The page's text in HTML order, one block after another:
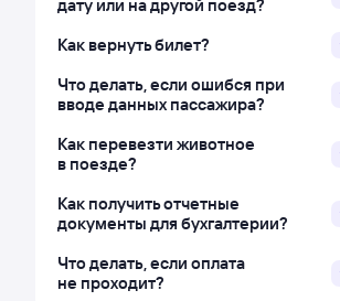
дату или на другой поезд?
Как вернуть билет?
Что делать, если ошибся при
вводе данных пассажира?
Как перевезти животное
в поезде?
Как получить отчетные
документы для бухгалтерии?
Что делать, если оплата
не проходит?